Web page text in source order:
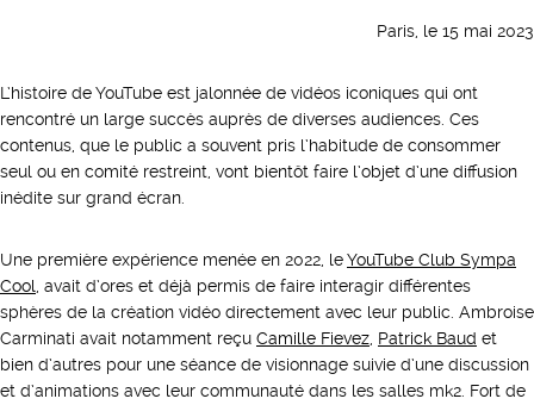
Paris, le 15 mai 2023
L’histoire de YouTube est jalonnée de vidéos iconiques qui ont
rencontré un large succès auprès de diverses audiences. Ces
contenus, que le public a souvent pris l’habitude de consommer
seul ou en comité restreint, vont bientôt faire l’objet d’une diffusion
inédite sur grand écran.
Une première expérience menée en 2022, leYouTube Club Sympa
Cool , avait d’ores et déjà permis de faire interagir différentes
sphères de la création vidéo directement avec leur public. Ambroise
Carminati avait notamment reçu Camille Fievez Patrick Baud et
bien d’autres pour une séance de visionnage suivie d’une discussion
et d’animations avec leur communauté dans les salles mk2. Fort de